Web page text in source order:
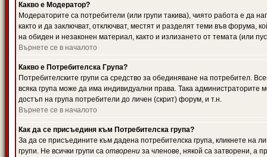
Какво е Модератор?
Модераторите са потребители (или групи такива), чиято работа е да
както и да заключват, отключват, местят и разделят теми във форума,
на обиден и незаконен материал, както и излизането от темата (или
Върнете се в началото
Какво е Потребителска Група?
Потребителските групи са средство за обединяване на потребител.
всяка група може да има индивидуални права. Така
достъп на група потребители до личен (скрит) форум, и т.н.
Върнете се в началото
Как да се присъединя към Потребителска група?
За да се присъедините към дадена потребителска група, кликнете на
групи. Не всички групи са отворени за членове, някой са затворени, а